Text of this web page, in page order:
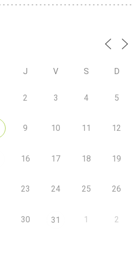
J V S D
2 3 4 5
9 10 11 12
16 17 18 19
23 24 25 26
30 31 1 2